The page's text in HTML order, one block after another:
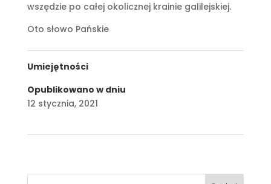
wszędzie po całej okolicznej krainie galilejskiej.
Oto słowo Pańskie
Umiejętności
Opublikowano w dniu
12 stycznia, 2021